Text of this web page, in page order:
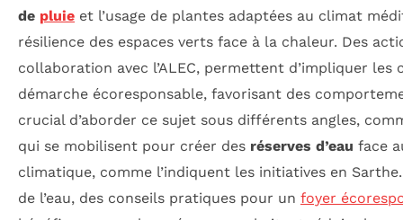
de pluie et l’usage de plantes adaptées au climat
résilience des espaces verts face à la chaleur. Des
collaboration avec l’ALEC, permettent d’impliquer les
démarche écoresponsable, favorisant des
crucial d’aborder ce sujet sous différents angles,
qui se mobilisent pour créer des réserves d’eau face
climatique, comme l’indiquent les initiatives en
de l’eau, des conseils pratiques pour un foyer